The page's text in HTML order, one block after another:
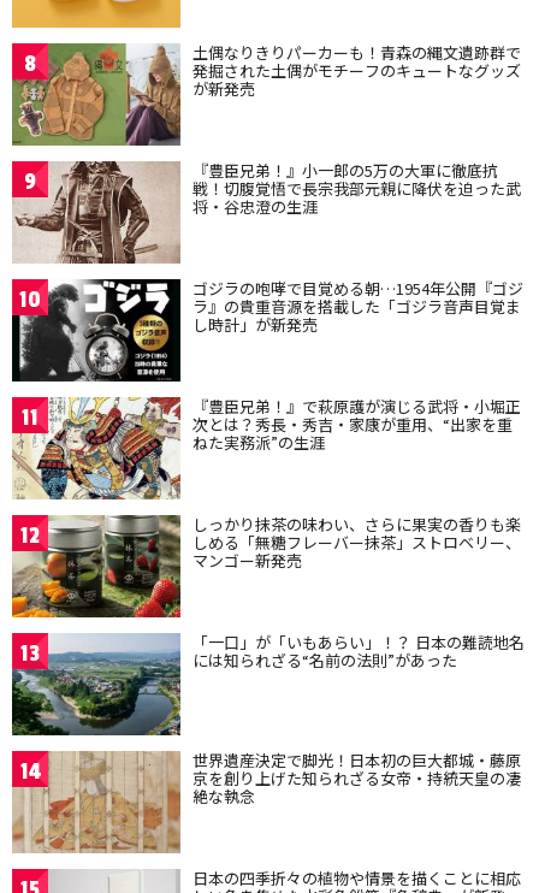
8 土偶なりきりパーカーも！青森の縄文遺跡群で
発掘された土偶がモチーフのキュートなグッズ
が新発売
9 『豊臣兄弟！』小一郎の5万の大軍に徹底抗
戦！切腹覚悟で長宗我部元親に降伏を迫った武
将・谷忠澄の生涯
10 ゴジラの咆哮で目覚める朝…1954年公開『ゴジ
ラ』の貴重音源を搭載した「ゴジラ音声目覚ま
し時計」が新発売
11 『豊臣兄弟！』で萩原護が演じる武将・小堀正
次とは？秀長・秀吉・家康が重用、“出家を重
ねた実務派”の生涯
12 しっかり抹茶の味わい、さらに果実の香りも楽
しめる「無糖フレーバー抹茶」ストロベリー、
マンゴー新発売
13 「一口」が「いもあらい」！？ 日本の難読地名
には知られざる“名前の法則”があった
14 世界遺産決定で脚光！日本初の巨大都城・藤原
京を創り上げた知られざる女帝・持統天皇の凄
絶な執念
日本の四季折々の植物や情景を描くことに相応